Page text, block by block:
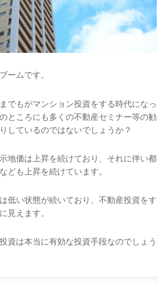
ームです。
でもがマンション投資をする時代になっ
ところにも多くの不動産セミナー等の勧
しているのではないでしょうか？
地価は上昇を続けており、それに伴い都
ども上昇を続けています。
低い状態が続いており、不動産投資をす
見えます。
資は本当に有効な投資手段なのでしょう